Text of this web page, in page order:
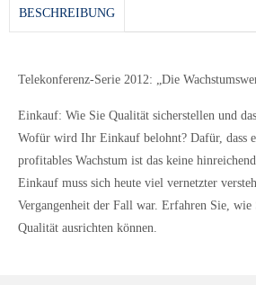
BESCHREIBUNG
Telekonferenz-Serie 2012: „Die
Einkauf: Wie Sie Qualität sicherstellen und
Wofür wird Ihr Einkauf belohnt? Dafür, dass
profitables Wachstum ist das keine
Einkauf muss sich heute viel vernetzter
Vergangenheit der Fall war. Erfahren Sie,
Qualität ausrichten können.